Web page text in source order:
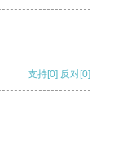
支持[0] 反对[0]